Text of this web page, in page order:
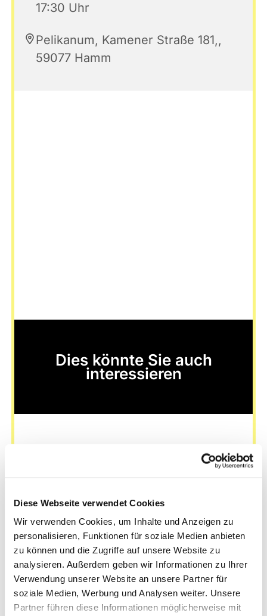
Diese Webseite verwendet Cookies
Wir verwenden Cookies, um Inhalte und Anzeigen zu
personalisieren, Funktionen für soziale Medien anbieten
zu können und die Zugriffe auf unsere Website zu
analysieren. Außerdem geben wir Informationen zu Ihrer
Verwendung unserer Website an unsere Partner für
soziale Medien, Werbung und Analysen weiter. Unsere
Partner führen diese Informationen möglicherweise mit
17:30 Uhr
Pelikanum, Kamener Straße 181,,
59077 Hamm
Dies könnte Sie auch
interessieren